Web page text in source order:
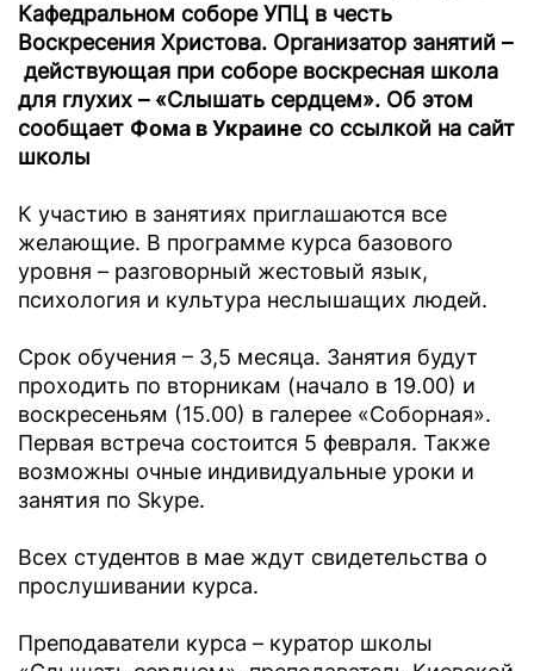
Кафедральном соборе УПЦ в честь
Воскресения Христова. Организатор занятий –
действующая при соборе воскресная школа
для глухих – «Слышать сердцем». Об этом
сообщает Фома в Украине со ссылкой на сайт
школы
К участию в занятиях приглашаются все
желающие. В программе курса базового
уровня – разговорный жестовый язык,
психология и культура неслышащих людей.
Срок обучения – 3,5 месяца. Занятия будут
проходить по вторникам (начало в 19.00) и
воскресеньям (15.00) в галерее «Соборная».
Первая встреча состоится 5 февраля. Также
возможны очные индивидуальные уроки и
занятия по Skype.
Всех студентов в мае ждут свидетельства о
прослушивании курса.
Преподаватели курса – куратор школы